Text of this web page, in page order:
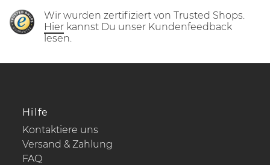
Wir wurden zertifiziert von Trusted Shops.
Hier kannst Du unser Kundenfeedback
lesen.
Hilfe
Kontaktiere uns
Versand & Zahlung
FAQ